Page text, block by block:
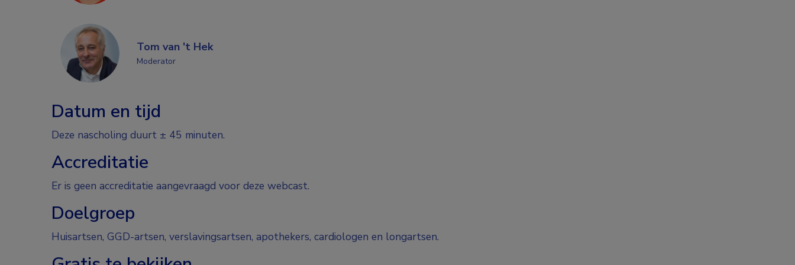
Tom van 't Hek
Moderator
Datum en tijd
Deze nascholing duurt ± 45 minuten.
Accreditatie
Er is geen accreditatie aangevraagd voor deze webcast.
Doelgroep
Huisartsen, GGD-artsen, verslavingsartsen, apothekers, cardiologen en longartsen.